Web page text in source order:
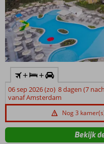
+ +
06 sep 2026 (zo) 8 dagen (7
vanaf Amsterdam
Nog 3
Bekijk